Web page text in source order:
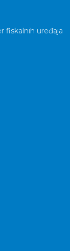
fiskalnih uređaja